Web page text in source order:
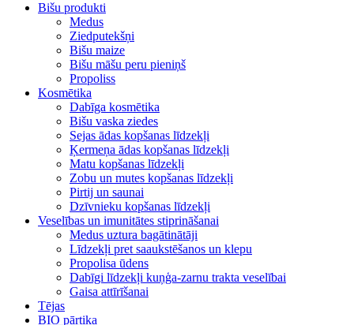
Bišu produkti
Medus
Ziedputekšņi
Bišu maize
Bišu māšu peru pieniņš
Propoliss
Kosmētika
Dabīga kosmētika
Bišu vaska ziedes
Sejas ādas kopšanas līdzekļi
Ķermeņa ādas kopšanas līdzekļi
Matu kopšanas līdzekļi
Zobu un mutes kopšanas līdzekļi
Pirtij un saunai
Dzīvnieku kopšanas līdzekļi
Veselības un imunitātes stiprināšanai
Medus uztura bagātinātāji
Līdzekļi pret saaukstēšanos un klepu
Propolisa ūdens
Dabīgi līdzekļi kuņģa-zarnu trakta veselībai
Gaisa attīrīšanai
Tējas
BIO pārtika